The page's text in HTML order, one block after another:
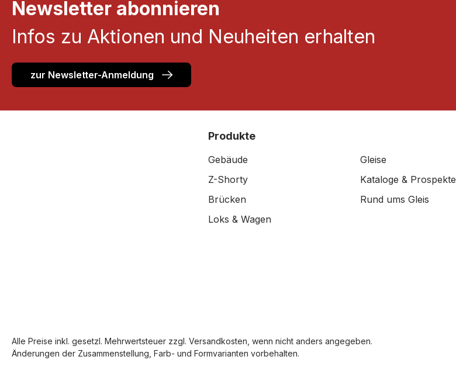
Newsletter abonnieren
Infos zu Aktionen und Neuheiten erhalten
zur Newsletter-Anmeldung
Produkte
Gebäude
Gleise
Z-Shorty
Kataloge & Prospekte
Brücken
Rund ums Gleis
Loks & Wagen
Alle Preise inkl. gesetzl. Mehrwertsteuer zzgl. Versandkosten , wenn nicht anders angegeben.
Änderungen der Zusammenstellung, Farb- und Formvarianten vorbehalten.